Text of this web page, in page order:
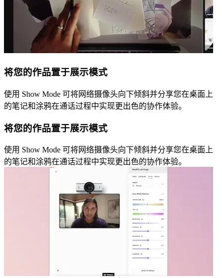
将您的作品置于展示模式
使用 Show Mode 可将网络摄像头向下倾斜并分享您在桌面上
的笔记和涂鸦在通话过程中实现更出色的协作体验。
将您的作品置于展示模式
使用 Show Mode 可将网络摄像头向下倾斜并分享您在桌面上
的笔记和涂鸦在通话过程中实现更出色的协作体验。